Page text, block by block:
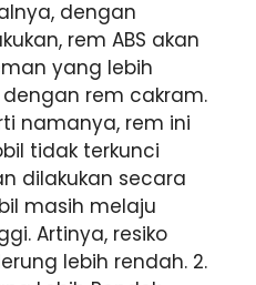
dengan
rem ABS akan
yang lebih
rem cakram.
namanya, rem ini
tidak terkunci
dilakukan secara
masih melaju
Artinya, resiko
lebih rendah. 2.